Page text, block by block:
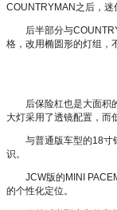
COUNTRYMAN之后，迷
后半部分与
格，改用椭圆形的灯组，
后保险杠也是大面积
大灯采用了透镜配置，而
与普通版车型的18寸
识。
JCW版的MINI
的个性化定位。